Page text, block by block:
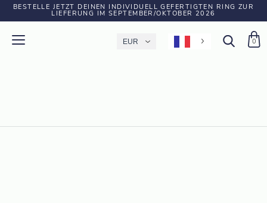
BESTELLE JETZT DEINEN INDIVIDUELL GEFERTIGTEN RING ZUR
LIEFERUNG IM SEPTEMBER/OKTOBER 2026
0